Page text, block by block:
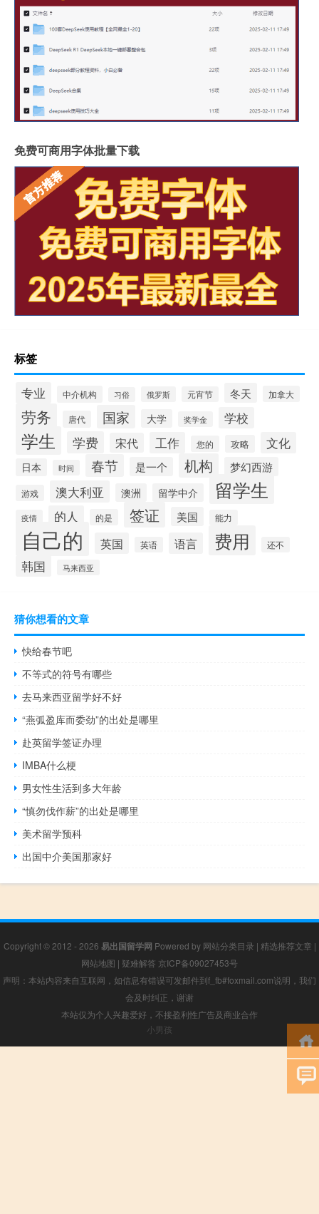
免费可商用字体批量下载
标签
专业 中介机构 习俗 俄罗斯 元宵节 冬天 加拿大
劳务 唐代 国家 大学 奖学金 学校
学生 学费 宋代 工作 您的 攻略 文化
日本 时间 春节 是一个 机构 梦幻西游
游戏 澳大利亚 澳洲 留学中介 留学生
疫情 的人 的是 签证 美国 能力
自己的 英国 英语 语言 费用 还不
韩国 马来西亚
猜你想看的文章
快给春节吧
不等式的符号有哪些
去马来西亚留学好不好
“燕弧盈库而委劲”的出处是哪里
赴英留学签证办理
IMBA什么梗
男女性生活到多大年龄
“慎勿伐作薪”的出处是哪里
美术留学预科
出国中介美国那家好
Copyright © 2012 - 2026 易出国留学网 Powered by 网站分类目录 | 精选推荐文章 |
网站地图 | 疑难解答 京ICP备09027453号
声明：本站内容来自互联网，如信息有错误可发邮件到f_fb#foxmail.com说明，我们
会及时纠正，谢谢
本站仅为个人兴趣爱好，不接盈利性广告及商业合作
小男孩